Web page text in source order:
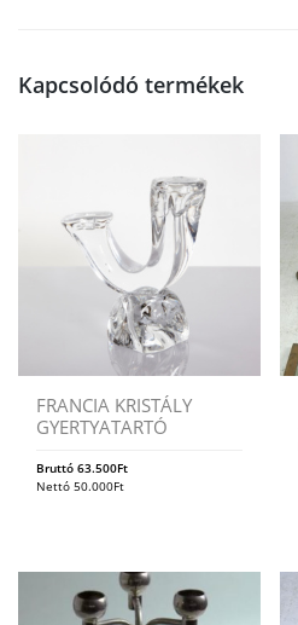
Kapcsolódó termékek
FRANCIA KRISTÁLY
GYERTYATARTÓ
Bruttó 63.500Ft
Nettó 50.000Ft